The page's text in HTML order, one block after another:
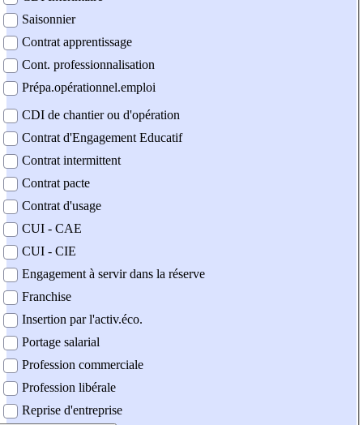
Saisonnier
Contrat apprentissage
Cont. professionnalisation
Prépa.opérationnel.emploi
CDI de chantier ou d'opération
Contrat d'Engagement Educatif
Contrat intermittent
Contrat pacte
Contrat d'usage
CUI - CAE
CUI - CIE
Engagement à servir dans la réserve
Franchise
Insertion par l'activ.éco.
Portage salarial
Profession commerciale
Profession libérale
Reprise d'entreprise